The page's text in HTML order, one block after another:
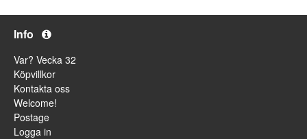
Info
Var? Vecka 32
Köpvillkor
Kontakta oss
Welcome!
Postage
Logga in